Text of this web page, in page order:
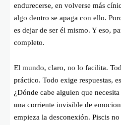
endurecerse, en volverse más
algo dentro se apaga con ello.
es dejar de ser él mismo. Y eso,
completo.
El mundo, claro, no lo facilita.
práctico. Todo exige respuestas,
¿Dónde cabe alguien que
una corriente invisible de
empieza la desconexión. Piscis no